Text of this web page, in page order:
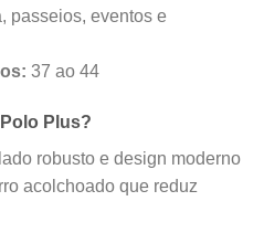
passeios, eventos e
37 ao 44
Plus?
robusto e design moderno
acolchoado que reduz